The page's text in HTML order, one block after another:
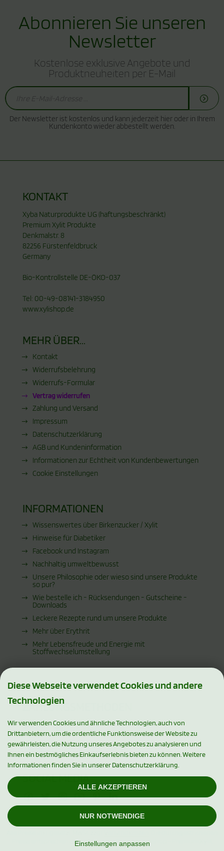
Abonnieren Sie unseren
Newsletter
Kostenlose exklusive Angebote und
Produktneuheiten per E-Mail
Der Newsletter ist kostenlos und kann jederzeit hier oder in Ihrem
Kundenkonto wieder abbestellt werden.
KONTAKT
Xyba Naturprodukte UG (haftungsbeschränkt)
Premium Xylit Produkte
Denkmalstr. 8
82256 Fürstenfeldbruck
Germany
Bio-Kontrollstelle DE-ÖKO-037
Tel: 00-49-08141-3184950
www.xylishop.de
MEHR ÜBER...
Kontakt
Widerrufsbelehrung
Widerrufs-Formular
Vertrag widerrufen
Zahlung und Versand
Impressum
Datenschutzerklärung
AGB und Kundeninformation
Informationen zur Echtheit von Kundenbewertungen
Cookie Einstellungen
INFORMATIONEN
Wissenswertes über Birkenzucker / Xylit
Hinweise für Diabetiker
Facebook und Instagram
Nachhaltig umweltbewusst
Unsere Philosophie oder wieso sind unsere Produkte
so pur?
Wie bestelle ich - Rücksendungen - Gutscheine -
Downloads
Leckere Rezepte rund um unsere Produkte
Mehr über Erythrit
Mehr Lebensfreude und Energie mit
Stoffwechselumstellung
ZAHLUNGSMETHODEN
SOCIAL MEDIA
Preise entsprechen dem bisherigen Preis bei Xylishop - Premium Xylit
Produkte.
Diese Webseite verwendet Cookies und andere
Technologien
Wir verwenden Cookies und ähnliche Technologien, auch von
Drittanbietern, um die ordentliche Funktionsweise der Website zu
gewährleisten, die Nutzung unseres Angebotes zu analysieren und
Ihnen ein bestmögliches Einkaufserlebnis bieten zu können. Weitere
Informationen finden Sie in unserer Datenschutzerklärung.
ALLE AKZEPTIEREN
NUR NOTWENDIGE
Einstellungen anpassen